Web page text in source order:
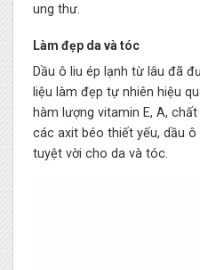
ung thư.
Làm đẹp da và tóc
Dầu ô liu ép lạnh từ lâu đã
liệu làm đẹp tự nhiên hiệu
hàm lượng vitamin E, A,
các axit béo thiết yếu, dầu ô
tuyệt vời cho da và tóc.